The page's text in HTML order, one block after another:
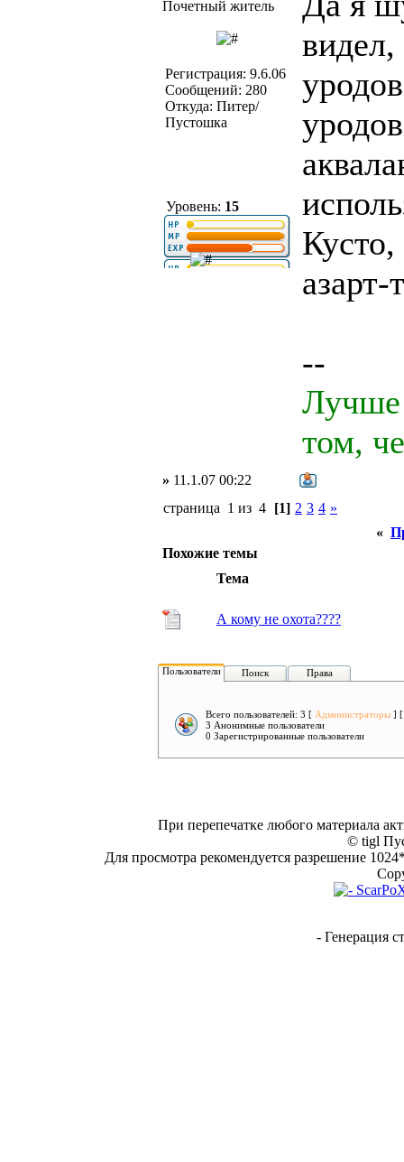
Почетный житель
Регистрация: 9.6.06
Сообщений: 280
Откуда: Питер/
Пустошка
Уровень: 15
азарт-
--
Лучше
том,
» 11.1.07 00:22
страница 1 из 4 [1] 2 3 4 »
«
Похожие темы
Тема
А кому не охота????
Пользователи Поиск Права
Всего пользователей: 3 [ Администраторы ]
3 Анонимные пользователи
0 Зарегистрированные пользователи
При перепечатке любого материала
© tigl
Для просмотра рекомендуется разрешение
- Генерация